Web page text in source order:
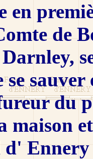
en
de
sauver
du
maison